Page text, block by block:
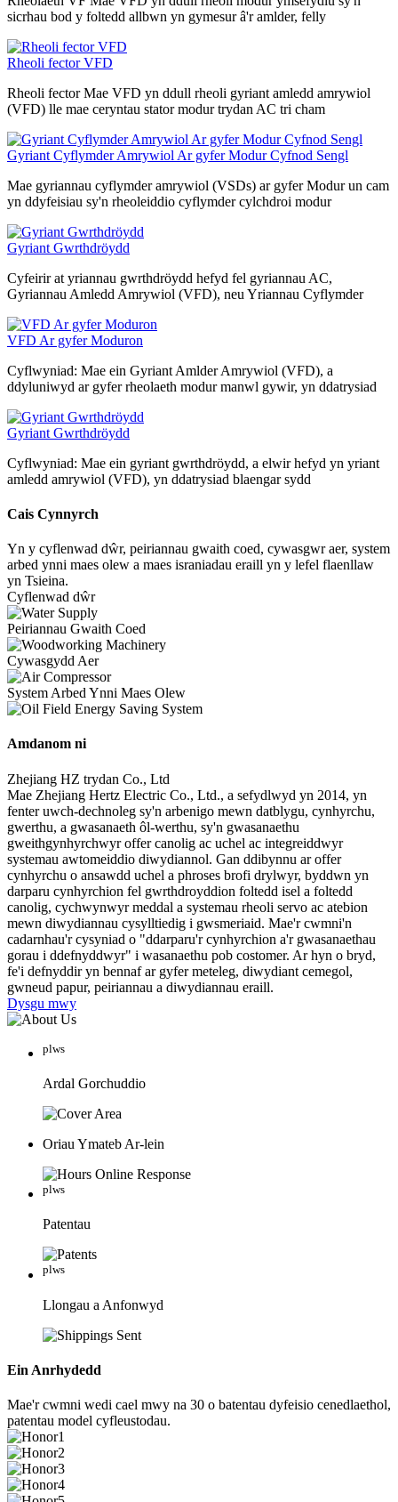
sicrhau bod y foltedd allbwn yn gymesur â'r amlder, felly
Rheoli fector VFD
Rheoli fector Mae VFD yn ddull rheoli gyriant amledd amrywiol
(VFD) lle mae ceryntau stator modur trydan AC tri cham
Gyriant Cyflymder Amrywiol Ar gyfer Modur Cyfnod Sengl
Mae gyriannau cyflymder amrywiol (VSDs) ar gyfer Modur un cam
yn ddyfeisiau sy'n rheoleiddio cyflymder cylchdroi modur
Gyriant Gwrthdröydd
Cyfeirir at yriannau gwrthdröydd hefyd fel gyriannau AC,
Gyriannau Amledd Amrywiol (VFD), neu Yriannau Cyflymder
VFD Ar gyfer Moduron
Cyflwyniad: Mae ein Gyriant Amlder Amrywiol (VFD), a
ddyluniwyd ar gyfer rheolaeth modur manwl gywir, yn ddatrysiad
Gyriant Gwrthdröydd
Cyflwyniad: Mae ein gyriant gwrthdröydd, a elwir hefyd yn yriant
amledd amrywiol (VFD), yn ddatrysiad blaengar sydd
Cais Cynnyrch
Yn y cyflenwad dŵr, peiriannau gwaith coed, cywasgwr aer, system
arbed ynni maes olew a maes israniadau eraill yn y lefel flaenllaw
yn Tsieina.
Cyflenwad dŵr
Peiriannau Gwaith Coed
Cywasgydd Aer
System Arbed Ynni Maes Olew
Amdanom ni
Zhejiang HZ trydan Co., Ltd
Mae Zhejiang Hertz Electric Co., Ltd., a sefydlwyd yn 2014, yn
fenter uwch-dechnoleg sy'n arbenigo mewn datblygu, cynhyrchu,
gwerthu, a gwasanaeth ôl-werthu, sy'n gwasanaethu
gweithgynhyrchwyr offer canolig ac uchel ac integreiddwyr
systemau awtomeiddio diwydiannol. Gan ddibynnu ar offer
cynhyrchu o ansawdd uchel a phroses brofi drylwyr, byddwn yn
darparu cynhyrchion fel gwrthdroyddion foltedd isel a foltedd
canolig, cychwynwyr meddal a systemau rheoli servo ac atebion
mewn diwydiannau cysylltiedig i gwsmeriaid. Mae'r cwmni'n
cadarnhau'r cysyniad o "ddarparu'r cynhyrchion a'r gwasanaethau
gorau i ddefnyddwyr" i wasanaethu pob costomer. Ar hyn o bryd,
fe'i defnyddir yn bennaf ar gyfer meteleg, diwydiant cemegol,
gwneud papur, peiriannau a diwydiannau eraill.
Dysgu mwy
plws
Ardal Gorchuddio
Oriau Ymateb Ar-lein
plws
Patentau
plws
Llongau a Anfonwyd
Ein Anrhydedd
Mae'r cwmni wedi cael mwy na 30 o batentau dyfeisio cenedlaethol,
patentau model cyfleustodau.